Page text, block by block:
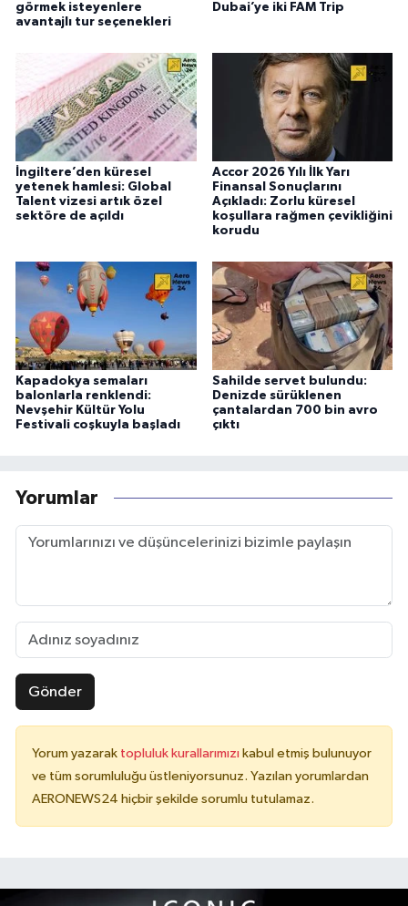
görmek isteyenlere
avantajlı tur seçenekleri
Dubai’ye iki FAM Trip
İngiltere’den küresel
yetenek hamlesi: Global
Talent vizesi artık özel
sektöre de açıldı
Accor 2026 Yılı İlk Yarı
Finansal Sonuçlarını
Açıkladı: Zorlu küresel
koşullara rağmen çevikliğini
korudu
Kapadokya semaları
balonlarla renklendi:
Nevşehir Kültür Yolu
Festivali coşkuyla başladı
Sahilde servet bulundu:
Denizde sürüklenen
çantalardan 700 bin avro
çıktı
Yorumlar
Gönder
Yorum yazarak topluluk kurallarımızı kabul etmiş bulunuyor
ve tüm sorumluluğu üstleniyorsunuz. Yazılan yorumlardan
AERONEWS24 hiçbir şekilde sorumlu tutulamaz.